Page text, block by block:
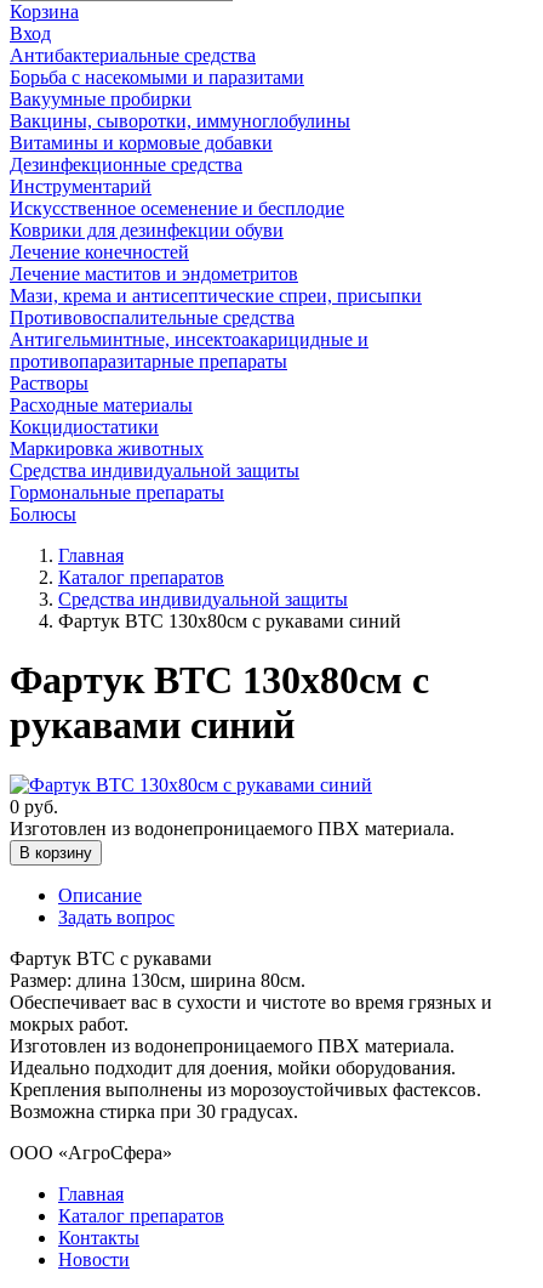
Корзина
Вход
Антибактериальные средства
Борьба с насекомыми и паразитами
Вакуумные пробирки
Вакцины, сыворотки, иммуноглобулины
Витамины и кормовые добавки
Дезинфекционные средства
Инструментарий
Искусственное осеменение и бесплодие
Коврики для дезинфекции обуви
Лечение конечностей
Лечение маститов и эндометритов
Мази, крема и антисептические спреи, присыпки
Противовоспалительные средства
Антигельминтные, инсектоакарицидные и
противопаразитарные препараты
Растворы
Расходные материалы
Кокцидиостатики
Маркировка животных
Средства индивидуальной защиты
Гормональные препараты
Болюсы
Главная
Каталог препаратов
Средства индивидуальной защиты
Фартук ВТС 130х80см с рукавами синий
Фартук ВТС 130х80см с
рукавами синий
0 руб.
Изготовлен из водонепроницаемого ПВХ материала.
В корзину
Описание
Задать вопрос
Фартук ВТС с рукавами
Размер: длина 130см, ширина 80см.
Обеспечивает вас в сухости и чистоте во время грязных и
мокрых работ.
Изготовлен из водонепроницаемого ПВХ материала.
Идеально подходит для доения, мойки оборудования.
Крепления выполнены из морозоустойчивых фастексов.
Возможна стирка при 30 градусах.
ООО «АгроСфера»
Главная
Каталог препаратов
Контакты
Новости